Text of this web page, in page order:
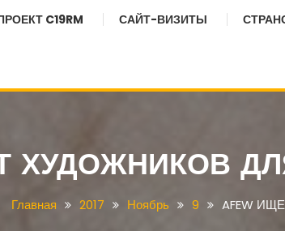
C19RM САЙТ-ВИЗИТЫ
ХУДОЖНИКОВ
Главная 2017 Ноябрь 9 AFEW